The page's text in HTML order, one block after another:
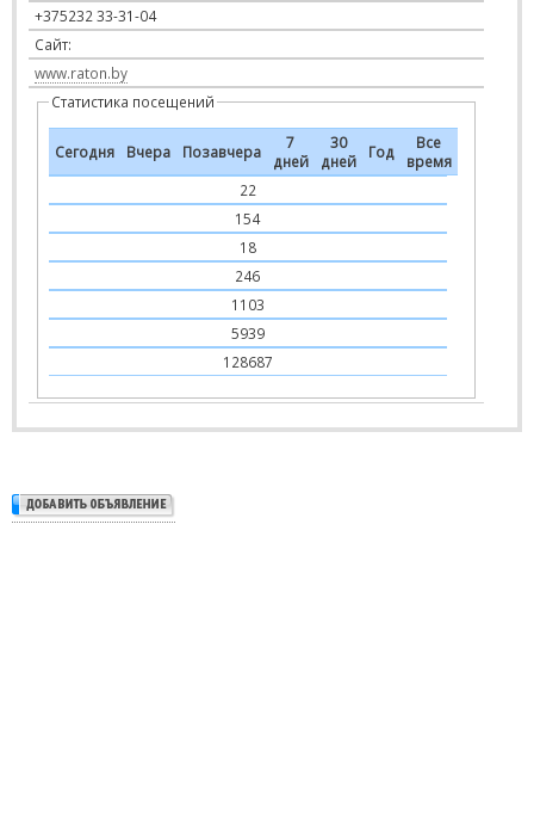
+375232 33-31-04
Сайт:
www.raton.by
Статистика посещений
Сегодня Вчера Позавчера
7
дней
30
дней
Год
Все
время
22
154
18
246
1103
5939
128687